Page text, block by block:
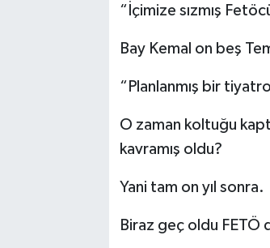
“İçimize sızmış
Bay Kemal on beş
“Planlanmış bir
O zaman koltuğu
kavramış oldu?
Yani tam on yıl sonra.
Biraz geç oldu FETÖ